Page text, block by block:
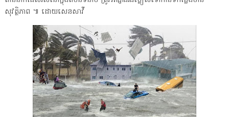
សុវត្ថិភាព ៕ ដោយ​សេន​សាវី